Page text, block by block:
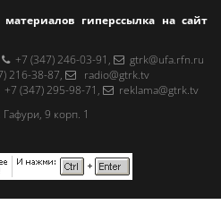
гиперссылка на сайт
+7 (347) 246-03-91 ,
gtrk@ufa.rfn.ru
216-38-87,
radio@gtrk.tv
+7 (347) 295-98-71 ,
reklama@gtrk.tv
Гафури, 9 корп. 1